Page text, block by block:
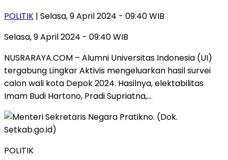
POLITIK | Selasa, 9 April 2024 - 09:40 WIB
Selasa, 9 April 2024 - 09:40 WIB
NUSRARAYA.COM – Alumni Universitas Indonesia (UI)
tergabung Lingkar Aktivis mengeluarkan hasil survei
calon wali kota Depok 2024. Hasilnya, elektabilitas
Imam Budi Hartono, Pradi Supriatna,…
POLITIK